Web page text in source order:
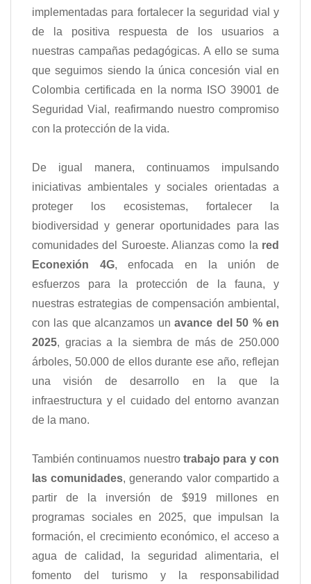
implementadas para fortalecer la seguridad vial y
de la positiva respuesta de los usuarios a
nuestras campañas pedagógicas. A ello se suma
que seguimos siendo la única concesión vial en
Colombia certificada en la norma ISO 39001 de
Seguridad Vial, reafirmando nuestro compromiso
con la protección de la vida.
De igual manera, continuamos impulsando
iniciativas ambientales y sociales orientadas a
proteger los ecosistemas, fortalecer la
biodiversidad y generar oportunidades para las
comunidades del Suroeste. Alianzas como la red
Econexión 4G, enfocada en la unión de
esfuerzos para la protección de la fauna, y
nuestras estrategias de compensación ambiental,
con las que alcanzamos unavance del 50 % en
2025, gracias a la siembra de más de 250.000
árboles, 50.000 de ellos durante ese año, reflejan
una visión de desarrollo en la que la
infraestructura y el cuidado del entorno avanzan
de la mano.
También continuamos nuestro trabajo para y con
las comunidades, generando valor compartido a
partir de la inversión de $919 millones en
programas sociales en 2025, que impulsan la
formación, el crecimiento económico, el acceso a
agua de calidad, la seguridad alimentaria, el
fomento del turismo y la responsabilidad